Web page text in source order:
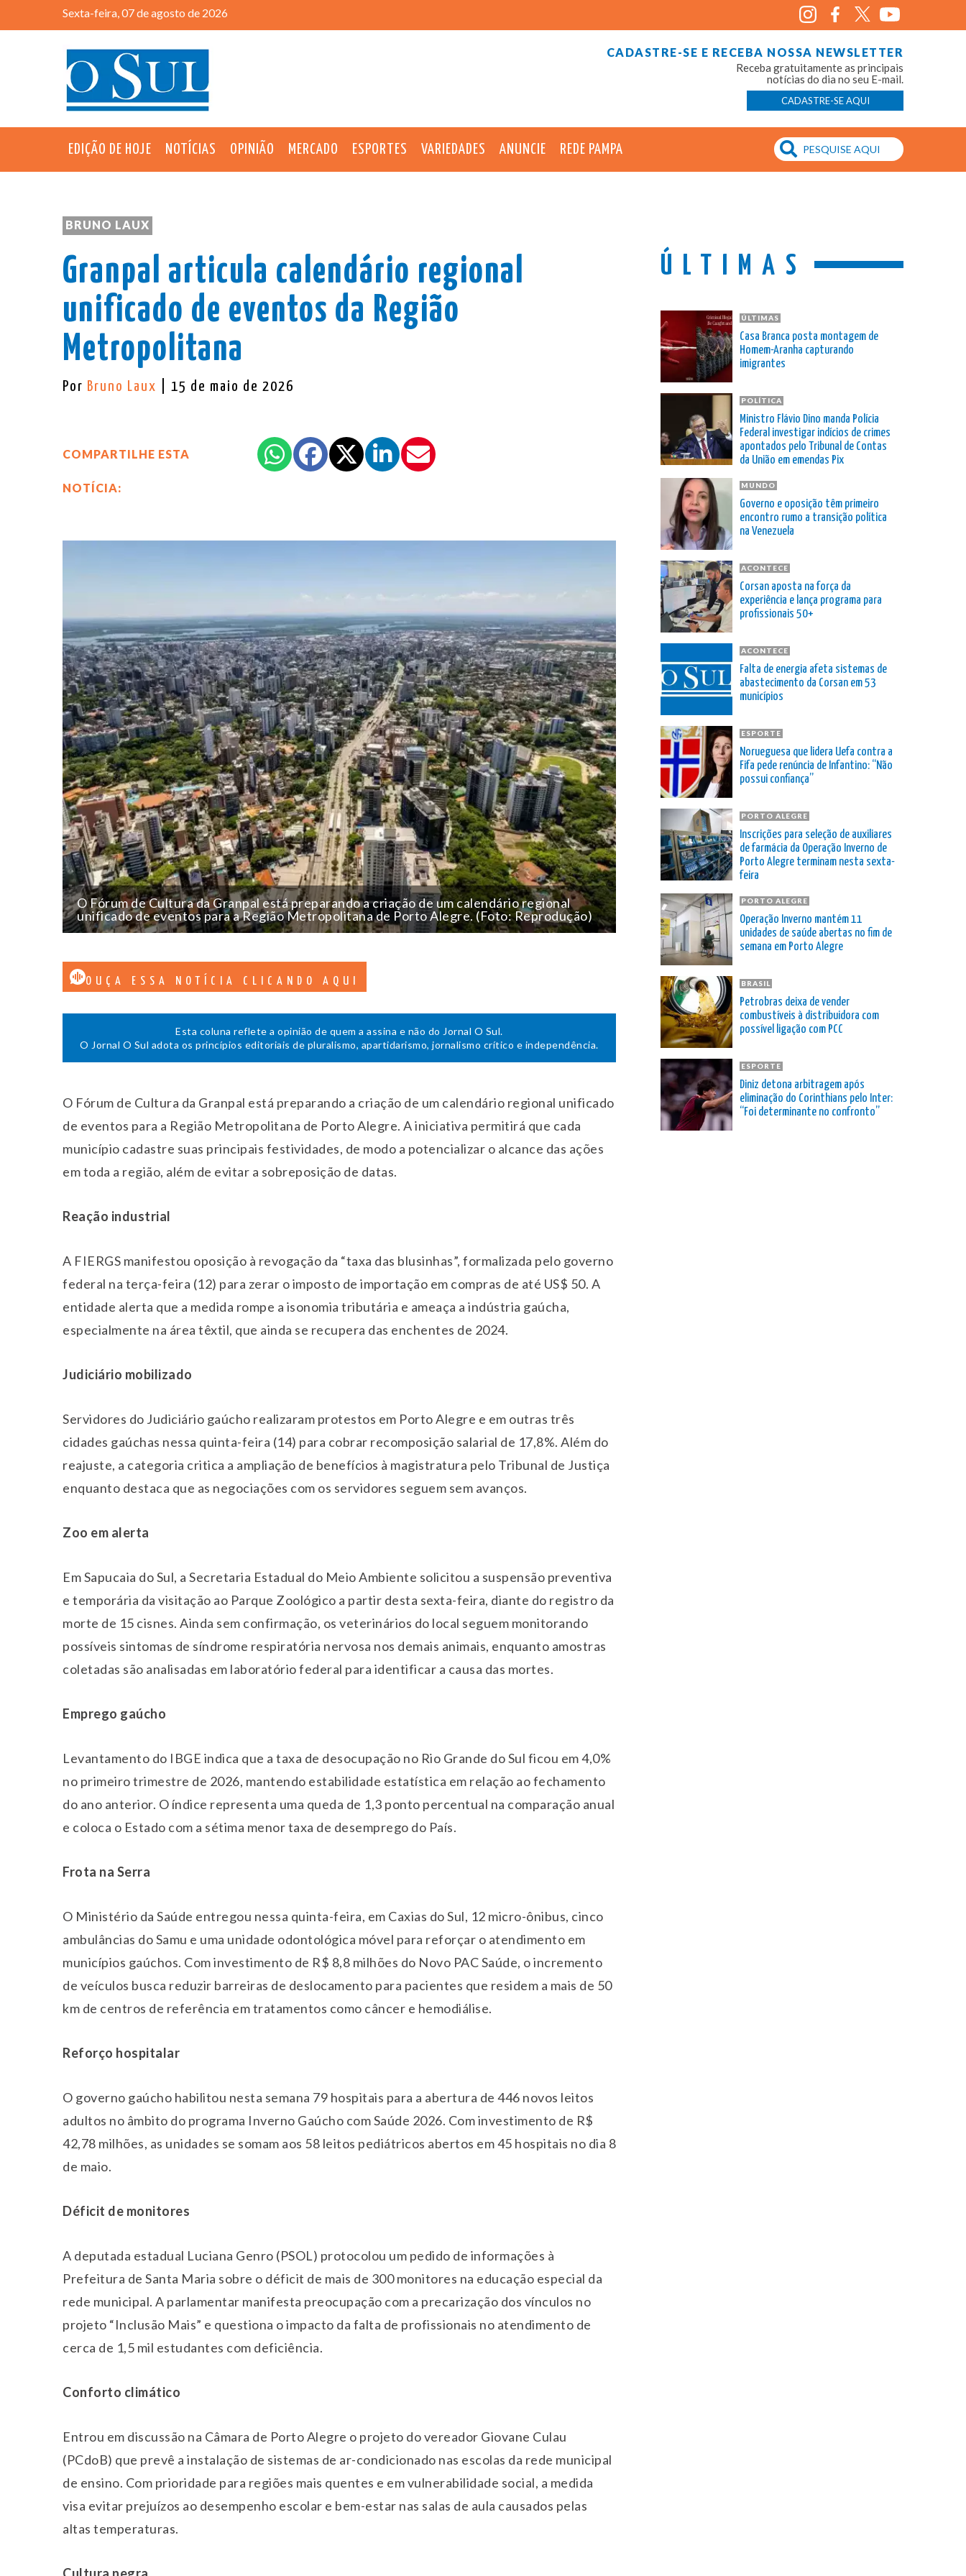
Sexta-feira, 07 de agosto de 2026
CADASTRE-SE E RECEBA NOSSA NEWSLETTER
Receba gratuitamente as principais
notícias do dia no seu E-mail.
CADASTRE-SE AQUI
EDIÇÃO DE HOJE NOTÍCIAS OPINIÃO MERCADO ESPORTES VARIEDADES ANUNCIE REDE PAMPA
BRUNO LAUX
Granpal articula calendário regional
unificado de eventos da Região
Metropolitana
Por Bruno Laux | 15 de maio de 2026
COMPARTILHE ESTA
NOTÍCIA:
O Fórum de Cultura da Granpal está preparando a criação de um calendário regional
unificado de eventos para a Região Metropolitana de Porto Alegre. (Foto: Reprodução)
OUÇA ESSA NOTÍCIA CLICANDO AQUI
Esta coluna reflete a opinião de quem a assina e não do Jornal O Sul.
O Jornal O Sul adota os princípios editoriais de pluralismo, apartidarismo, jornalismo crítico e independência.
O Fórum de Cultura da Granpal está preparando a criação de um calendário regional unificado
de eventos para a Região Metropolitana de Porto Alegre. A iniciativa permitirá que cada
município cadastre suas principais festividades, de modo a potencializar o alcance das ações
em toda a região, além de evitar a sobreposição de datas.
Reação industrial
A FIERGS manifestou oposição à revogação da “taxa das blusinhas”, formalizada pelo governo
federal na terça-feira (12) para zerar o imposto de importação em compras de até US$ 50. A
entidade alerta que a medida rompe a isonomia tributária e ameaça a indústria gaúcha,
especialmente na área têxtil, que ainda se recupera das enchentes de 2024.
Judiciário mobilizado
Servidores do Judiciário gaúcho realizaram protestos em Porto Alegre e em outras três
cidades gaúchas nessa quinta-feira (14) para cobrar recomposição salarial de 17,8%. Além do
reajuste, a categoria critica a ampliação de benefícios à magistratura pelo Tribunal de Justiça
enquanto destaca que as negociações com os servidores seguem sem avanços.
Zoo em alerta
Em Sapucaia do Sul, a Secretaria Estadual do Meio Ambiente solicitou a suspensão preventiva
e temporária da visitação ao Parque Zoológico a partir desta sexta-feira, diante do registro da
morte de 15 cisnes. Ainda sem confirmação, os veterinários do local seguem monitorando
possíveis sintomas de síndrome respiratória nervosa nos demais animais, enquanto amostras
coletadas são analisadas em laboratório federal para identificar a causa das mortes.
Emprego gaúcho
Levantamento do IBGE indica que a taxa de desocupação no Rio Grande do Sul ficou em 4,0%
no primeiro trimestre de 2026, mantendo estabilidade estatística em relação ao fechamento
do ano anterior. O índice representa uma queda de 1,3 ponto percentual na comparação anual
e coloca o Estado com a sétima menor taxa de desemprego do País.
Frota na Serra
O Ministério da Saúde entregou nessa quinta-feira, em Caxias do Sul, 12 micro-ônibus, cinco
ambulâncias do Samu e uma unidade odontológica móvel para reforçar o atendimento em
municípios gaúchos. Com investimento de R$ 8,8 milhões do Novo PAC Saúde, o incremento
de veículos busca reduzir barreiras de deslocamento para pacientes que residem a mais de 50
km de centros de referência em tratamentos como câncer e hemodiálise.
Reforço hospitalar
O governo gaúcho habilitou nesta semana 79 hospitais para a abertura de 446 novos leitos
adultos no âmbito do programa Inverno Gaúcho com Saúde 2026. Com investimento de R$
42,78 milhões, as unidades se somam aos 58 leitos pediátricos abertos em 45 hospitais no dia 8
de maio.
Déficit de monitores
A deputada estadual Luciana Genro (PSOL) protocolou um pedido de informações à
Prefeitura de Santa Maria sobre o déficit de mais de 300 monitores na educação especial da
rede municipal. A parlamentar manifesta preocupação com a precarização dos vínculos no
projeto “Inclusão Mais” e questiona o impacto da falta de profissionais no atendimento de
cerca de 1,5 mil estudantes com deficiência.
Conforto climático
Entrou em discussão na Câmara de Porto Alegre o projeto do vereador Giovane Culau
(PCdoB) que prevê a instalação de sistemas de ar-condicionado nas escolas da rede municipal
de ensino. Com prioridade para regiões mais quentes e em vulnerabilidade social, a medida
visa evitar prejuízos ao desempenho escolar e bem-estar nas salas de aula causados pelas
altas temperaturas.
ÚLTIMAS
ÚLTIMAS
Casa Branca posta montagem de
Homem-Aranha capturando
imigrantes
POLÍTICA
Ministro Flávio Dino manda Polícia
Federal investigar indícios de crimes
apontados pelo Tribunal de Contas
da União em emendas Pix
MUNDO
Governo e oposição têm primeiro
encontro rumo a transição política
na Venezuela
ACONTECE
Corsan aposta na força da
experiência e lança programa para
profissionais 50+
ACONTECE
Falta de energia afeta sistemas de
abastecimento da Corsan em 53
municípios
ESPORTE
Norueguesa que lidera Uefa contra a
Fifa pede renúncia de Infantino: “Não
possui confiança”
PORTO ALEGRE
Inscrições para seleção de auxiliares
de farmácia da Operação Inverno de
Porto Alegre terminam nesta sexta-
feira
PORTO ALEGRE
Operação Inverno mantém 11
unidades de saúde abertas no fim de
semana em Porto Alegre
BRASIL
Petrobras deixa de vender
combustíveis à distribuidora com
possível ligação com PCC
ESPORTE
Diniz detona arbitragem após
eliminação do Corinthians pelo Inter:
“Foi determinante no confronto”